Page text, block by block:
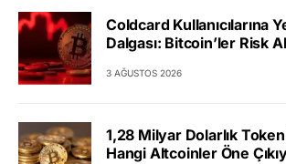
Coldcard Kullanıcılarına
Dalgası: Bitcoin’ler Risk
3 AĞUSTOS 2026
1,28 Milyar Dolarlık
Hangi Altcoinler Öne